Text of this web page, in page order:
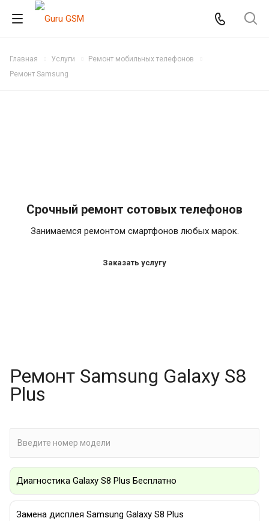
Главная Услуги
Ремонт мобильных телефонов
Ремонт Samsung
Срочный ремонт сотовых телефонов
Занимаемся ремонтом смартфонов любых марок.
Заказать услугу
Ремонт Samsung Galaxy S8
Plus
Диагностика Galaxy S8 Plus Бесплатно
Замена дисплея Samsung Galaxy S8 Plus